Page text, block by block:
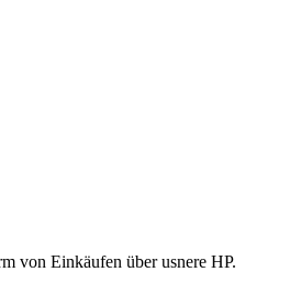
von Einkäufen über usnere HP.